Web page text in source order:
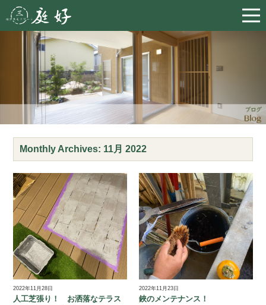
Monthly Archives: 11月 2022
2022年11月28日
人工芝張り！ お洒落なテラス
2022年11月23日
鋏のメンテナンス！